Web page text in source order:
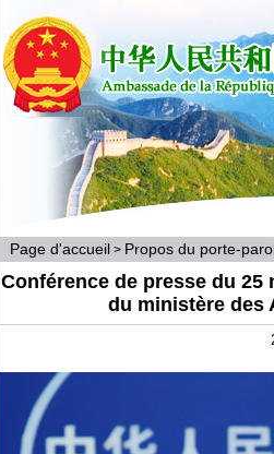
Page d'accueil > Propos du porte-
Conférence de presse du 25
du ministère des